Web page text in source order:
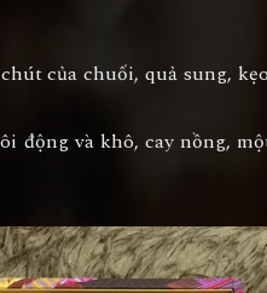
của chuối, quả sung,
động và khô, cay nồng,